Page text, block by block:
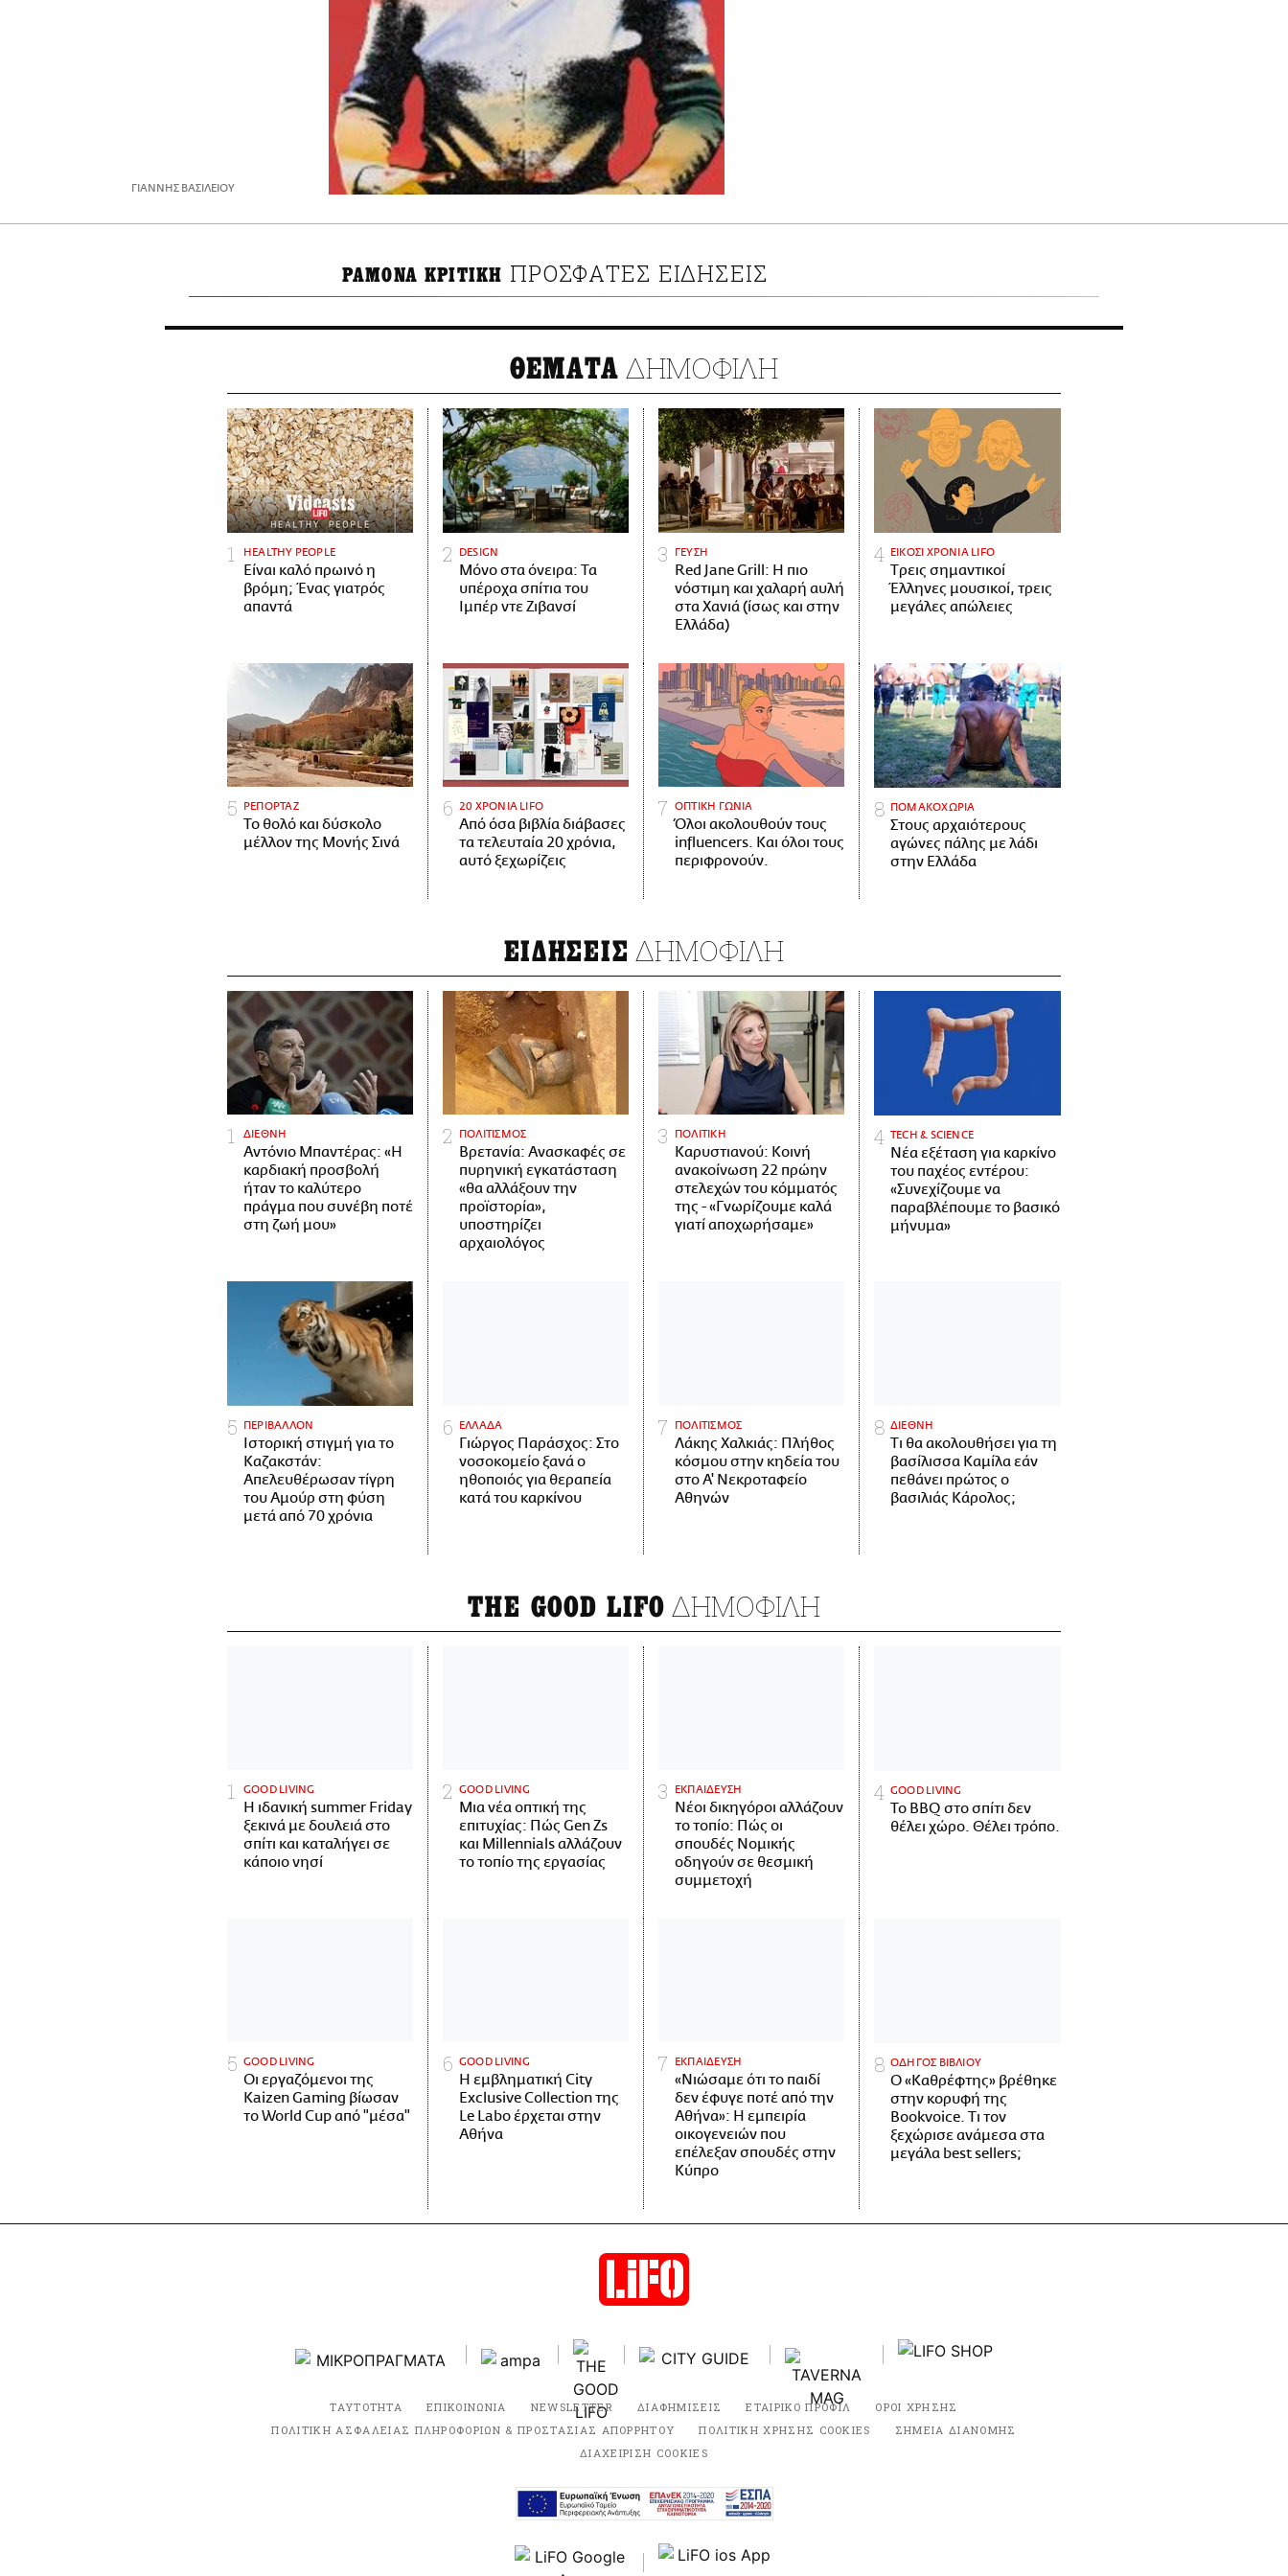
ΓΙΑΝΝΗΣ ΒΑΣΙΛΕΙΟΥ
ΡΑΜΟΝΑ ΚΡΙΤΙΚΗ ΠΡΟΣΦΑΤΕΣ ΕΙΔΗΣΕΙΣ
ΘΕΜΑΤΑ ΔΗΜΟΦΙΛΗ
HEALTHY PEOPLE
Είναι καλό πρωινό η
βρόμη; Ένας γιατρός
απαντά
DESIGN
Μόνο στα όνειρα: Τα
υπέροχα σπίτια του
Ιμπέρ ντε Ζιβανσί
ΓΕΥΣΗ
Red Jane Grill: Η πιο
νόστιμη και χαλαρή αυλή
στα Χανιά (ίσως και στην
Ελλάδα)
ΕΙΚΟΣΙ ΧΡΟΝΙΑ LIFO
Tρεις σημαντικοί
Έλληνες μουσικοί, τρεις
μεγάλες απώλειες
ΡΕΠΟΡΤΑΖ
Το θολό και δύσκολο
μέλλον της Μονής Σινά
20 ΧΡΟΝΙΑ LIFO
Από όσα βιβλία διάβασες
τα τελευταία 20 χρόνια,
αυτό ξεχωρίζεις
ΟΠΤΙΚΗ ΓΩΝΙΑ
Όλοι ακολουθούν τους
influencers. Και όλοι τους
περιφρονούν.
ΠΟΜΑΚΟΧΩΡΙΑ
Στους αρχαιότερους
αγώνες πάλης με λάδι
στην Ελλάδα
ΕΙΔΗΣΕΙΣ ΔΗΜΟΦΙΛΗ
ΔΙΕΘΝΗ
Αντόνιο Μπαντέρας: «Η
καρδιακή προσβολή
ήταν το καλύτερο
πράγμα που συνέβη ποτέ
στη ζωή μου»
ΠΟΛΙΤΙΣΜΟΣ
Βρετανία: Ανασκαφές σε
πυρηνική εγκατάσταση
«θα αλλάξουν την
προϊστορία»,
υποστηρίζει
αρχαιολόγος
ΠΟΛΙΤΙΚΗ
Καρυστιανού: Κοινή
ανακοίνωση 22 πρώην
στελεχών του κόμματός
της - «Γνωρίζουμε καλά
γιατί αποχωρήσαμε»
ΤECH & SCIENCE
Νέα εξέταση για καρκίνο
του παχέος εντέρου:
«Συνεχίζουμε να
παραβλέπουμε το βασικό
μήνυμα»
ΠΕΡΙΒΑΛΛΟΝ
Ιστορική στιγμή για το
Καζακστάν:
Απελευθέρωσαν τίγρη
του Αμούρ στη φύση
μετά από 70 χρόνια
ΕΛΛΑΔΑ
Γιώργος Παράσχος: Στο
νοσοκομείο ξανά ο
ηθοποιός για θεραπεία
κατά του καρκίνου
ΠΟΛΙΤΙΣΜΟΣ
Λάκης Χαλκιάς: Πλήθος
κόσμου στην κηδεία του
στο Α' Νεκροταφείο
Αθηνών
ΔΙΕΘΝΗ
Τι θα ακολουθήσει για τη
βασίλισσα Καμίλα εάν
πεθάνει πρώτος ο
βασιλιάς Κάρολος;
THE GOOD LIFO ΔΗΜΟΦΙΛΗ
GOOD LIVING
Η ιδανική summer Friday
ξεκινά με δουλειά στο
σπίτι και καταλήγει σε
κάποιο νησί
GOOD LIVING
Μια νέα οπτική της
επιτυχίας: Πώς Gen Zs
και Millennials αλλάζουν
το τοπίο της εργασίας
ΕΚΠΑΙΔΕΥΣΗ
Νέοι δικηγόροι αλλάζουν
το τοπίο: Πώς οι
σπουδές Νομικής
οδηγούν σε θεσμική
συμμετοχή
GOOD LIVING
Το BBQ στο σπίτι δεν
θέλει χώρο. Θέλει τρόπο.
GOOD LIVING
Οι εργαζόμενοι της
Kaizen Gaming βίωσαν
το World Cup από "μέσα"
GOOD LIVING
Η εμβληματική City
Exclusive Collection της
Le Labo έρχεται στην
Αθήνα
ΕΚΠΑΙΔΕΥΣΗ
«Νιώσαμε ότι το παιδί
δεν έφυγε ποτέ από την
Αθήνα»: Η εμπειρία
οικογενειών που
επέλεξαν σπουδές στην
Κύπρο
ΟΔΗΓΟΣ ΒΙΒΛΙΟΥ
Ο «Καθρέφτης» βρέθηκε
στην κορυφή της
Bookvoice. Τι τον
ξεχώρισε ανάμεσα στα
μεγάλα best sellers;
ΤΑΥΤΟΤΗΤΑ ΕΠΙΚΟΙΝΩΝΙΑ NEWSLETTER ΔΙΑΦΗΜΙΣΕΙΣ ΕΤΑΙΡΙΚΟ ΠΡΟΦΙΛ
ΟΡΟΙ ΧΡΗΣΗΣ
ΠΟΛΙΤΙΚΗ ΑΣΦΑΛΕΙΑΣ ΠΛΗΡΟΦΟΡΙΩΝ & ΠΡΟΣΤΑΣΙΑΣ ΑΠΟΡΡΗΤΟΥ
ΠΟΛΙΤΙΚΗ ΧΡΗΣΗΣ COOKIES
ΣΗΜΕΙΑ ΔΙΑΝΟΜΗΣ
ΔΙΑΧΕΙΡΙΣΗ COOKIES